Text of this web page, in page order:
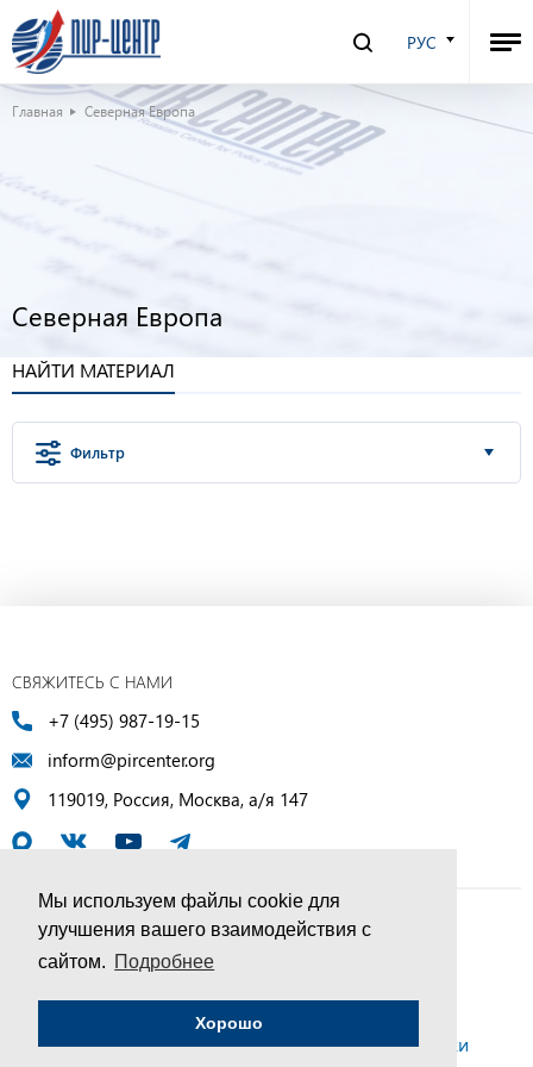
Мы используем файлы cookie для
улучшения вашего взаимодействия с
сайтом. Подробнее
Хорошо
РУС
Главная Северная Европа
Северная Европа
НАЙТИ МАТЕРИАЛ
Фильтр
СВЯЖИТЕСЬ С НАМИ
+7 (495) 987-19-15
inform@pircenter.org
119019, Россия, Москва, а/я 147
© ПИР-Центр, 1994–2025 | Все права защищены
Соглашение об обработке персональных данных
Политика конфиденциальности и условия обработки